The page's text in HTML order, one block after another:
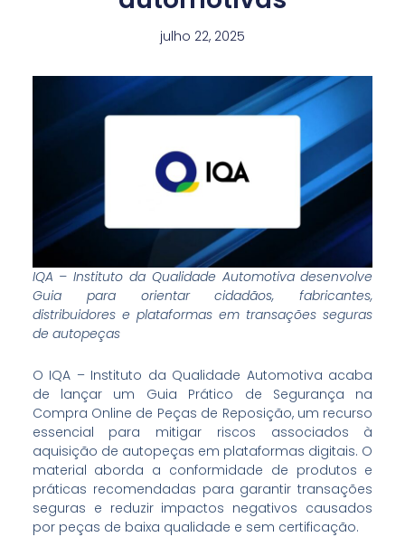
julho 22, 2025
IQA – Instituto da Qualidade Automotiva desenvolve
Guia para orientar cidadãos, fabricantes,
distribuidores e plataformas em transações seguras
de autopeças
O IQA – Instituto da Qualidade Automotiva acaba
de lançar um Guia Prático de Segurança na
Compra Online de Peças de Reposição, um recurso
essencial para mitigar riscos associados à
aquisição de autopeças em plataformas digitais. O
material aborda a conformidade de produtos e
práticas recomendadas para garantir transações
seguras e reduzir impactos negativos causados
por peças de baixa qualidade e sem certificação.